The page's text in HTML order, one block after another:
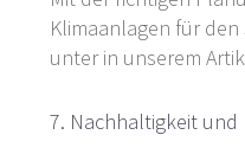
Klimaanlagen für
unter in unserem
7. Nachhaltigkeit